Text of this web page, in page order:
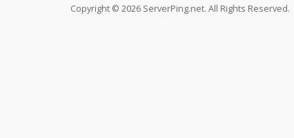
Copyright © 2026 ServerPing.net. All Rights Reserved.